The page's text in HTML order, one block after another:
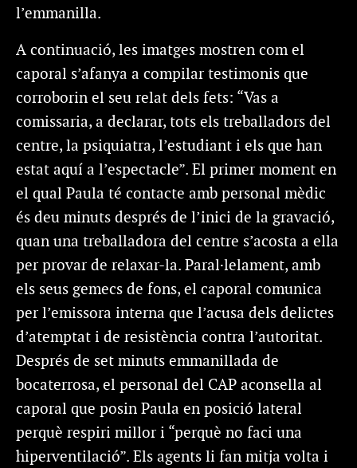
l’emmanilla.
A continuació, les imatges mostren com el
caporal s’afanya a compilar testimonis que
corroborin el seu relat dels fets: “Vas a
comissaria, a declarar, tots els treballadors del
centre, la psiquiatra, l’estudiant i els que han
estat aquí a l’espectacle”. El primer moment en
el qual Paula té contacte amb personal mèdic
és deu minuts després de l’inici de la gravació,
quan una treballadora del centre s’acosta a ella
per provar de relaxar-la. Paral·lelament, amb
els seus gemecs de fons, el caporal comunica
per l’emissora interna que l’acusa dels delictes
d’atemptat i de resistència contra l’autoritat.
Després de set minuts emmanillada de
bocaterrosa, el personal del CAP aconsella al
caporal que posin Paula en posició lateral
perquè respiri millor i “perquè no faci una
hiperventilació”. Els agents li fan mitja volta i